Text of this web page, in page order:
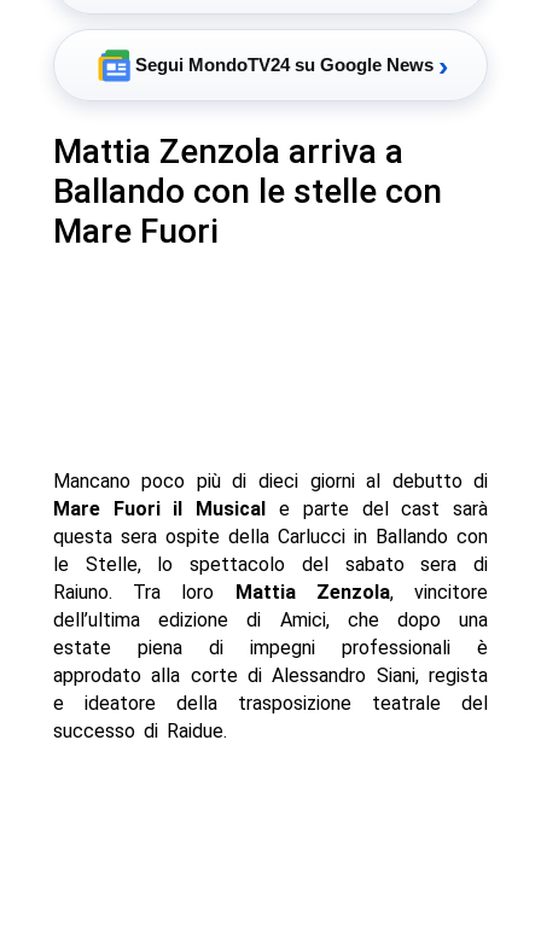
Segui MondoTV24 su Google News ›
Mattia Zenzola arriva a
Ballando con le stelle con
Mare Fuori
Mancano poco più di dieci giorni al debutto di
Mare Fuori il Musical
e parte del cast sarà
questa sera ospite della Carlucci in Ballando con
le Stelle, lo spettacolo del sabato sera di
Raiuno. Tra loro
Mattia Zenzola, vincitore
dell’ultima edizione di Amici, che dopo una
estate piena di impegni professionali è
approdato alla corte di Alessandro Siani, regista
e ideatore della trasposizione teatrale del
successo di Raidue.